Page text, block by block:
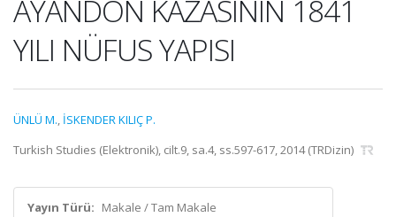
AYANDON KAZASININ 1841
YILI NÜFUS YAPISI
ÜNLÜ M., İSKENDER KILIÇ P.
Turkish Studies (Elektronik), cilt.9, sa.4, ss.597-617, 2014 (TRDizin)
Yayın Türü: Makale / Tam Makale